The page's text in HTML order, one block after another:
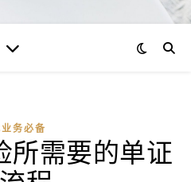
务必备
所需要的单证